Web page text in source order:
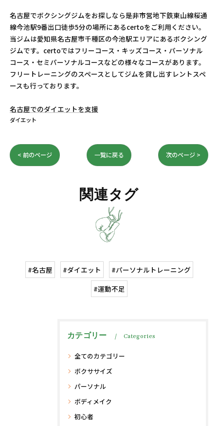
名古屋でボクシングジムをお探しなら是非市営地下鉄東山線桜通
線今池駅9番出口徒歩5分の場所にあるcertoをご利用ください。
当ジムは愛知県名古屋市千種区の今池駅エリアにあるボクシング
ジムです。certoではフリーコース・キッズコース・パーソナル
コース・セミパーソナルコースなどの様々なコースがあります。
フリートレーニングのスペースとしてジムを貸し出すレントスペ
ースも行っております。
名古屋でのダイエットを支援
ダイエット
< 前のページ 一覧に戻る 次のページ >
関連タグ
#名古屋 #ダイエット
#パーソナルトレーニング
#運動不足
カテゴリー Categories
全てのカテゴリー
ボクササイズ
パーソナル
ボディメイク
初心者